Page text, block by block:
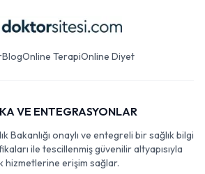
BlogOnline TerapiOnline Diyet
VE ENTEGRASYONLAR
Bakanlığı onaylı ve entegreli bir sağlık bilgi
ile tescillenmiş güvenilir altyapısıyla
hizmetlerine erişim sağlar.